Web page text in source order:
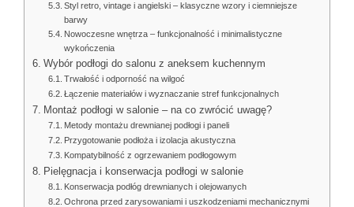
Styl retro, vintage i angielski – klasyczne wzory i ciemniejsze
barwy
Nowoczesne wnętrza – funkcjonalność i minimalistyczne
wykończenia
Wybór podłogi do salonu z aneksem kuchennym
Trwałość i odporność na wilgoć
Łączenie materiałów i wyznaczanie stref funkcjonalnych
Montaż podłogi w salonie – na co zwrócić uwagę?
Metody montażu drewnianej podłogi i paneli
Przygotowanie podłoża i izolacja akustyczna
Kompatybilność z ogrzewaniem podłogowym
Pielęgnacja i konserwacja podłogi w salonie
Konserwacja podłóg drewnianych i olejowanych
Ochrona przed zarysowaniami i uszkodzeniami mechanicznymi